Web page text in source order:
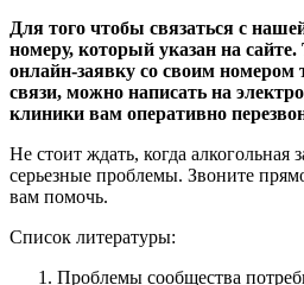
Для того чтобы связаться с
номеру, который указан на
онлайн-заявку со своим номером
связи, можно написать на
клиники вам оперативно
Не стоит ждать, когда алкогольная
серьезные проблемы. Звоните
вам помочь.
Список литературы:
Проблемы сообщества